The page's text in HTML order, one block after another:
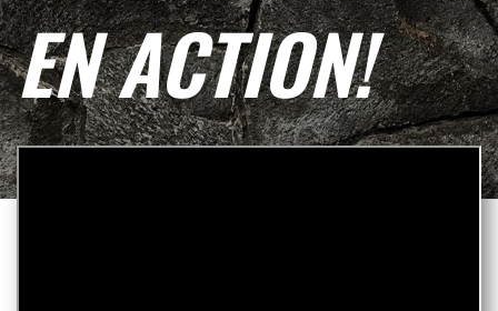
EN ACTION!